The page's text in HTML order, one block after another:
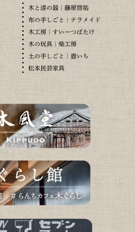
木と漆の器｜藤原啓祐
布の手しごと｜テラメイド
木工房｜すいーつばたけ
木の玩具｜柴工房
土の手しごと｜壺いち
松本民芸家具